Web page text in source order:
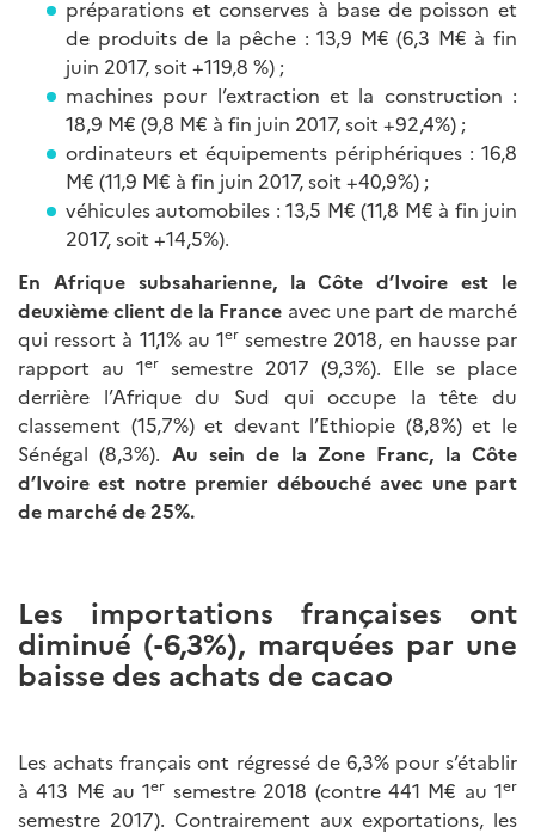
préparations et conserves à base de poisson et
de produits de la pêche : 13,9 M€ (6,3 M€ à fin
juin 2017, soit +119,8 %) ;
machines pour l’extraction et la construction :
18,9 M€ (9,8 M€ à fin juin 2017, soit +92,4%) ;
ordinateurs et équipements périphériques : 16,8
M€ (11,9 M€ à fin juin 2017, soit +40,9%) ;
véhicules automobiles : 13,5 M€ (11,8 M€ à fin juin
2017, soit +14,5%).
En Afrique subsaharienne, la Côte d’Ivoire est le
deuxième client de la France avec une part de marché
qui ressort à 11,1% au 1er semestre 2018, en hausse par
rapport au 1er semestre 2017 (9,3%). Elle se place
derrière l’Afrique du Sud qui occupe la tête du
classement (15,7%) et devant l’Ethiopie (8,8%) et le
Sénégal (8,3%). Au sein de la Zone Franc, la Côte
d’Ivoire est notre premier débouché avec une part
de marché de 25%.
Les importations françaises ont
diminué (-6,3%), marquées par une
baisse des achats de cacao
Les achats français ont régressé de 6,3% pour s’établir
à 413 M€ au 1er semestre 2018 (contre 441 M€ au 1er
semestre 2017). Contrairement aux exportations, les